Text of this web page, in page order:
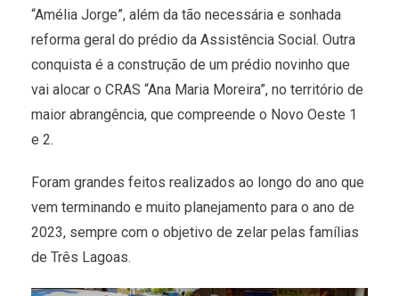
“Amélia Jorge”, além da tão necessária e sonhada
reforma geral do prédio da Assistência Social. Outra
conquista é a construção de um prédio novinho que
vai alocar o CRAS “Ana Maria Moreira”, no território de
maior abrangência, que compreende o Novo Oeste 1
e 2.
Foram grandes feitos realizados ao longo do ano que
vem terminando e muito planejamento para o ano de
2023, sempre com o objetivo de zelar pelas famílias
de Três Lagoas.